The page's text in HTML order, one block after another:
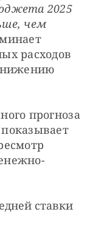
2025
чем
расходов
прогноза
ставки